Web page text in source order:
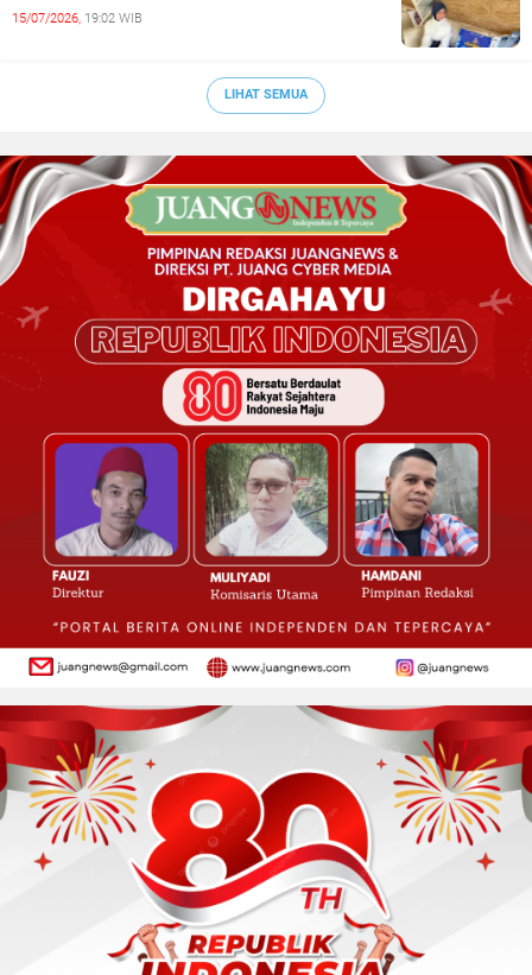
15/07/2026, 19:02 WIB
LIHAT SEMUA